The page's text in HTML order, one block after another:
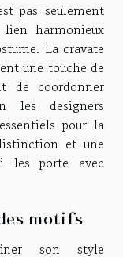
pas seulement
harmonieux
La cravate
une touche de
de coordonner
les designers
pour la
et une
les porte avec
motifs
son style